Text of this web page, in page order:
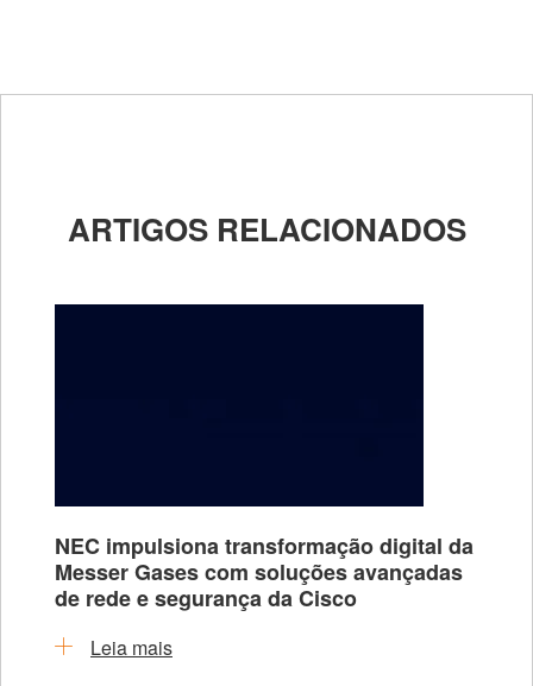
ARTIGOS RELACIONADOS
NEC impulsiona transformação digital da
Messer Gases com soluções avançadas
de rede e segurança da Cisco
Leia mais